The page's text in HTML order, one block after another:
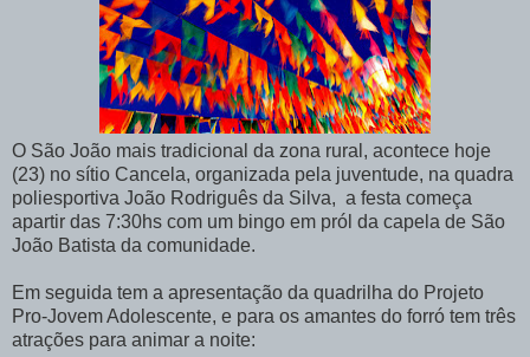
O São João mais tradicional da zona rural, acontece hoje
(23) no sítio Cancela, organizada pela juventude, na quadra
poliesportiva João Rodriguês da Silva, a festa começa
apartir das 7:30hs com um bingo em pról da capela de São
João Batista da comunidade.
Em seguida tem a apresentação da quadrilha do Projeto
Pro-Jovem Adolescente, e para os amantes do forró tem três
atrações para animar a noite: